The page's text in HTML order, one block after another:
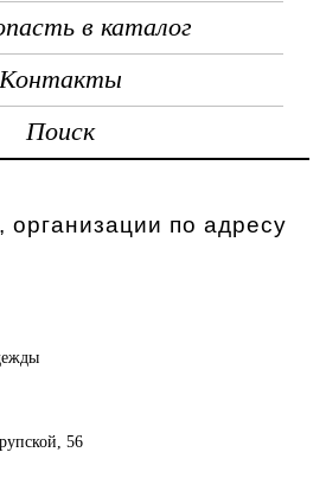
в каталог
Контакты
Поиск
организации по адресу
56